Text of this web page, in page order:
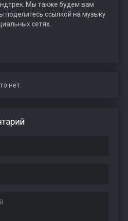
Мы также будем вам
поделитесь ссылкой на музыку
сетях.
нет.